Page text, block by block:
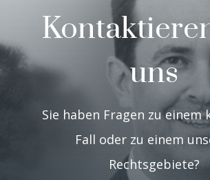
uns
Sie haben Fragen zu einem
Fall oder zu einem
Rechtsgebiete?